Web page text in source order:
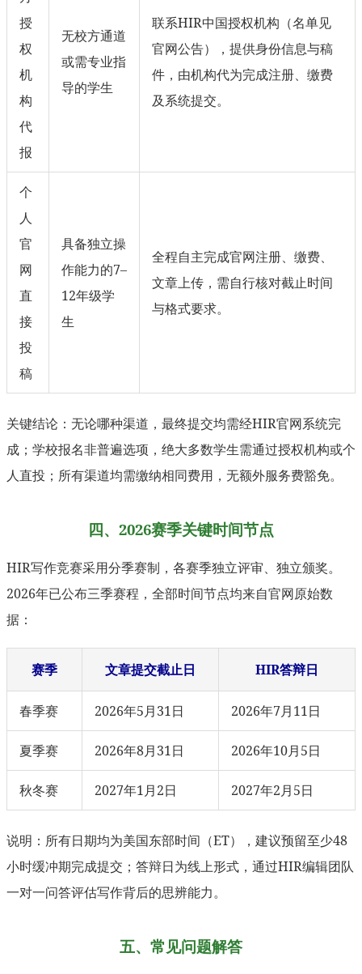
授
权
机
构
代
报
无校方通道
或需专业指
导的学生
联系HIR中国授权机构（名单见
官网公告），提供身份信息与稿
件，由机构代为完成注册、缴费
及系统提交。
个
人
官
网
直
接
投
稿
具备独立操
作能力的7–
12年级学
生
全程自主完成官网注册、缴费、
文章上传，需自行核对截止时间
与格式要求。
关键结论：无论哪种渠道，最终提交均需经HIR官网系统完
成；学校报名非普遍选项，绝大多数学生需通过授权机构或个
人直投；所有渠道均需缴纳相同费用，无额外服务费豁免。
四、2026赛季关键时间节点
HIR写作竞赛采用分季赛制，各赛季独立评审、独立颁奖。
2026年已公布三季赛程，全部时间节点均来自官网原始数
据：
赛季 文章提交截止日 HIR答辩日
春季赛 2026年5月31日 2026年7月11日
夏季赛 2026年8月31日 2026年10月5日
秋冬赛 2027年1月2日 2027年2月5日
说明：所有日期均为美国东部时间（ET），建议预留至少48
小时缓冲期完成提交；答辩日为线上形式，通过HIR编辑团队
一对一问答评估写作背后的思辨能力。
五、常见问题解答